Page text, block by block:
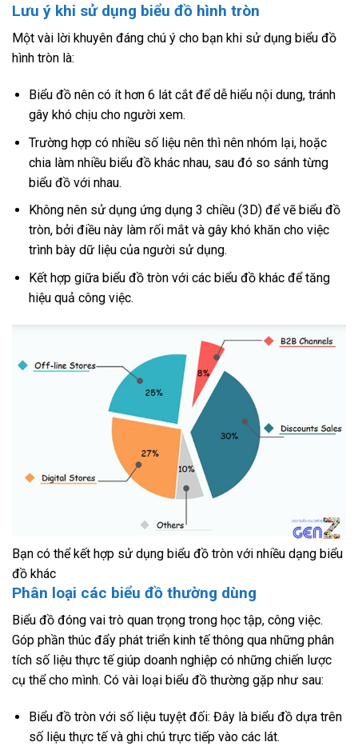
Lưu ý khi sử dụng biểu đồ hình tròn
Một vài lời khuyên đáng chú ý cho bạn khi sử dụng biểu đồ
hình tròn là:
Biểu đồ nên có ít hơn 6 lát cắt để dễ hiểu nội dung, tránh
gây khó chịu cho người xem.
Trường hợp có nhiều số liệu nên thì nên nhóm lại, hoặc
chia làm nhiều biểu đồ khác nhau, sau đó so sánh từng
biểu đồ với nhau.
Không nên sử dụng ứng dụng 3 chiều (3D) để vẽ biểu đồ
tròn, bởi điều này làm rối mắt và gây khó khăn cho việc
trình bày dữ liệu của người sử dụng.
Kết hợp giữa biểu đồ tròn với các biểu đồ khác để tăng
hiệu quả công việc.
Bạn có thể kết hợp sử dụng biểu đồ tròn với nhiều dạng biểu
đồ khác
Phân loại các biểu đồ thường dùng
Biểu đồ đóng vai trò quan trọng trong học tập, công việc.
Góp phần thúc đẩy phát triển kinh tế thông qua những phân
tích số liệu thực tế giúp doanh nghiệp có những chiến lược
cụ thể cho mình. Có vài loại biểu đồ thường gặp như sau:
Biểu đồ tròn với số liệu tuyệt đối: Đây là biểu đồ dựa trên
số liệu thực tế và ghi chú trực tiếp vào các lát.